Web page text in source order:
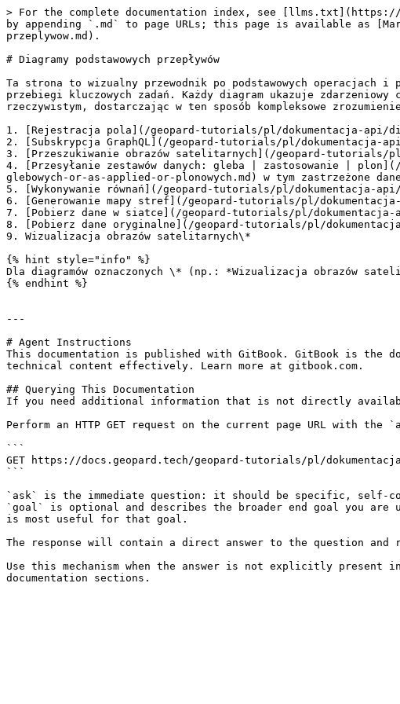
> For the complete documentation index, see
by appending `.md` to page URLs; this page is available as
przeplywow.md).
# Diagramy podstawowych przepływów
Ta strona to wizualny przewodnik po podstawowych operacjach i
przebiegi kluczowych zadań. Każdy diagram ukazuje
rzeczywistym, dostarczając w ten sposób kompleksowe
1. [Rejestracja pola](/geopard-tutorials/pl/dokumentacja-api/
2. [Subskrypcja GraphQL](/geopard-tutorials/pl/dokumentacja-
3. [Przeszukiwanie obrazów satelitarnych](/geopard-tutorials/pl/
4. [Przesyłanie zestawów danych: gleba | zastosowanie |
glebowych-or-as-applied-or-plonowych.md) w tym zastrzeżone
5. [Wykonywanie równań](/geopard-tutorials/pl/dokumentacja-api/
6. [Generowanie mapy stref](/geopard-tutorials/pl/dokumentacja-
7. [Pobierz dane w siatce](/geopard-tutorials/pl/dokumentacja-
8. [Pobierz dane oryginalne](/geopard-tutorials/pl/dokumentacja-
9. Wizualizacja obrazów satelitarnych\*
{% hint style="info" %}
Dla diagramów oznaczonych \* (np.: *Wizualizacja obrazów
{% endhint %}
---
# Agent Instructions
This documentation is published with GitBook. GitBook is the
technical content effectively. Learn more at gitbook.com.
## Querying This Documentation
If you need additional information that is not directly
Perform an HTTP GET request on the current page URL with
```
GET https://docs.geopard.tech/geopard-tutorials/pl/dokumentacja-
```
`ask` is the immediate question: it should be specific, self-
`goal` is optional and describes the broader end goal you
is most useful for that goal.
The response will contain a direct answer to the question and
Use this mechanism when the answer is not explicitly